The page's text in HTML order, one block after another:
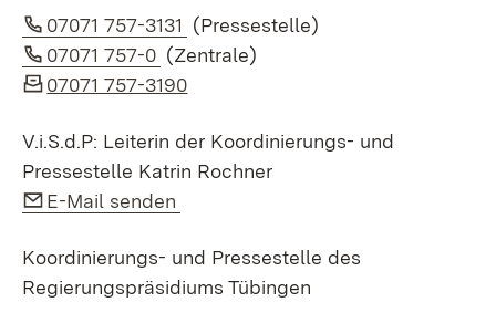
Link auf Telefonnummer:
07071 757-3131 (Pressestelle)
Link auf Telefonnummer:
07071 757-0 (Zentrale)
07071 757-3190
V.i.S.d.P: Leiterin der Koordinierungs- und
Pressestelle Katrin Rochner
Link auf E-Mail:
E-Mail senden
Koordinierungs- und Pressestelle des
Regierungspräsidiums Tübingen